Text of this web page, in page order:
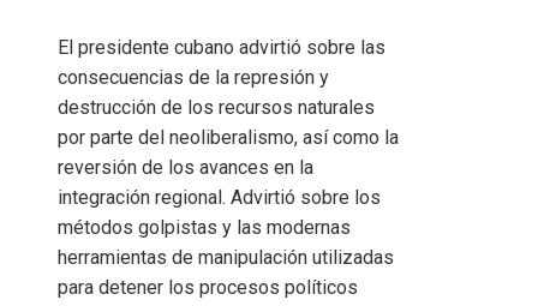
El presidente cubano advirtió sobre las
consecuencias de la represión y
destrucción de los recursos naturales
por parte del neoliberalismo, así como la
reversión de los avances en la
integración regional. Advirtió sobre los
métodos golpistas y las modernas
herramientas de manipulación utilizadas
para detener los procesos políticos